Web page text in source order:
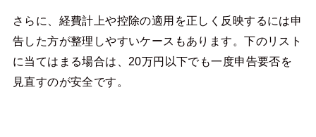
さらに、経費計上や控除の適用を正しく反映するには申
告した方が整理しやすいケースもあります。下のリスト
に当てはまる場合は、20万円以下でも一度申告要否を
見直すのが安全です。